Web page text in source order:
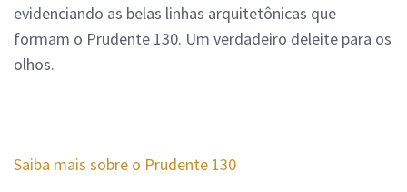
evidenciando as belas linhas arquitetônicas que
formam o Prudente 130. Um verdadeiro deleite para os
olhos.
Saiba mais sobre o Prudente 130